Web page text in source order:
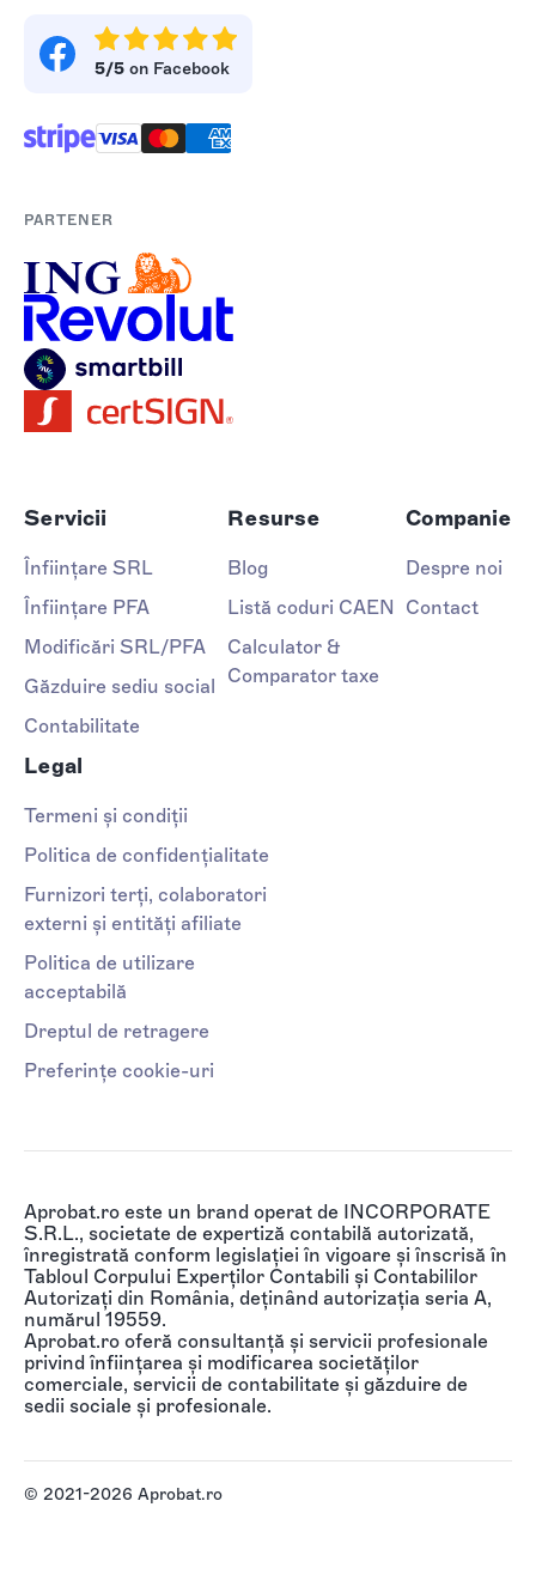
5/5 on Facebook
PARTENER
Servicii
Înființare SRL
Înființare PFA
Modificări SRL/PFA
Găzduire sediu social
Contabilitate
Resurse
Blog
Listă coduri CAEN
Calculator &
Comparator taxe
Companie
Despre noi
Contact
Legal
Termeni și condiții
Politica de confidențialitate
Furnizori terți, colaboratori
externi și entități afiliate
Politica de utilizare
acceptabilă
Dreptul de retragere
Preferințe cookie-uri
Aprobat.ro este un brand operat de INCORPORATE
S.R.L., societate de expertiză contabilă autorizată,
înregistrată conform legislației în vigoare și înscrisă în
Tabloul Corpului Experților Contabili și Contabililor
Autorizați din România, deținând autorizația seria A,
numărul 19559.
Aprobat.ro oferă consultanță și servicii profesionale
privind înființarea și modificarea societăților
comerciale, servicii de contabilitate și găzduire de
sedii sociale și profesionale.
© 2021-2026 Aprobat.ro